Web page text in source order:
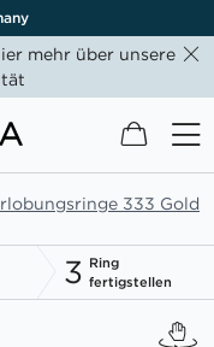
mehr über unsere
Mein
333 Gold
3 Ring
fertigstellen